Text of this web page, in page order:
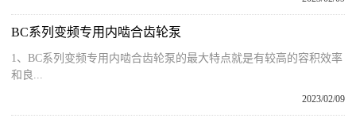
BC系列变频专用内啮合齿轮泵
1、BC系列变频专用内啮合齿轮泵的最大特点就是有较高的容积效率
和良...
2023/02/09